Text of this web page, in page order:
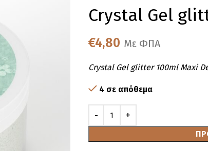
Crystal Gel
€4,80 Με ΦΠΑ
Crystal Gel glitter 100ml Maxi
4 σε απόθεμα